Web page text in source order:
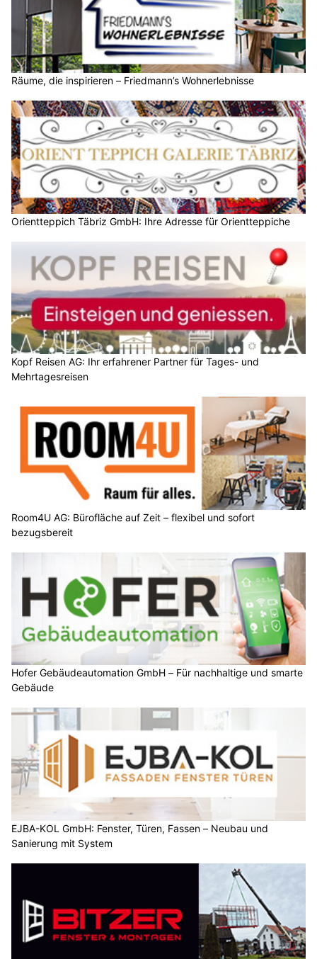
Räume, die inspirieren – Friedmann’s Wohnerlebnisse
Orientteppich Täbriz GmbH: Ihre Adresse für Orientteppiche
Kopf Reisen AG: Ihr erfahrener Partner für Tages- und
Mehrtagesreisen
Room4U AG: Bürofläche auf Zeit – flexibel und sofort
bezugsbereit
Hofer Gebäudeautomation GmbH – Für nachhaltige und smarte
Gebäude
EJBA-KOL GmbH: Fenster, Türen, Fassen – Neubau und
Sanierung mit System